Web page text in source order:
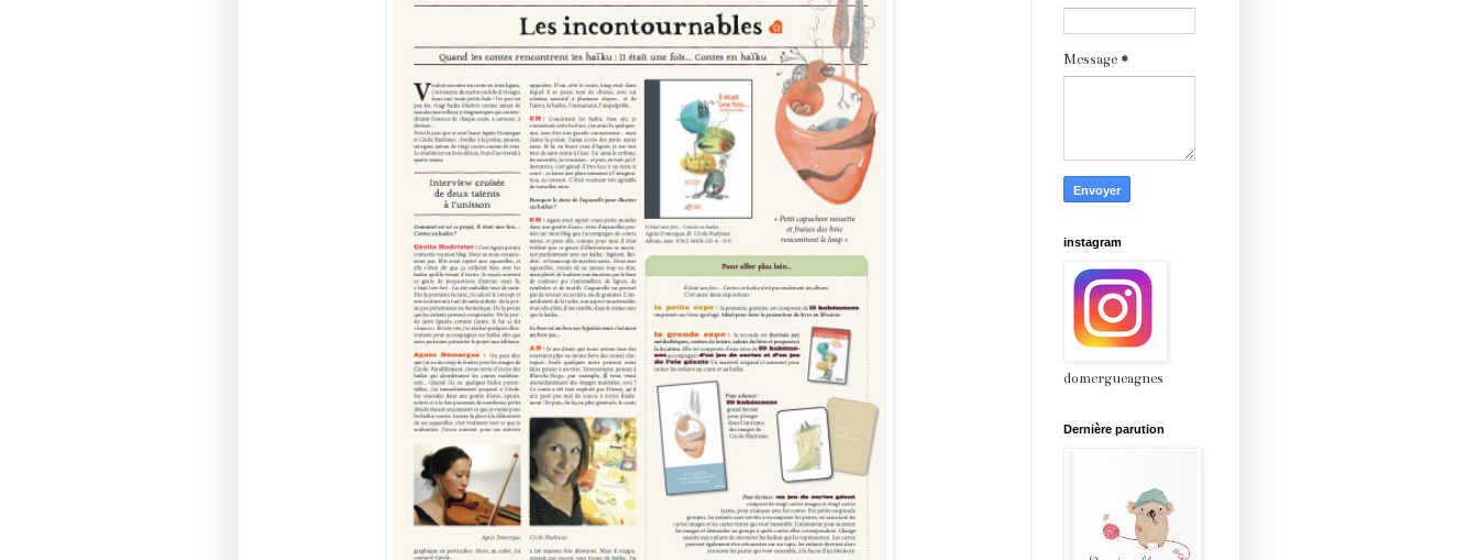
Message *
instagram
domergueagnes
Dernière parution